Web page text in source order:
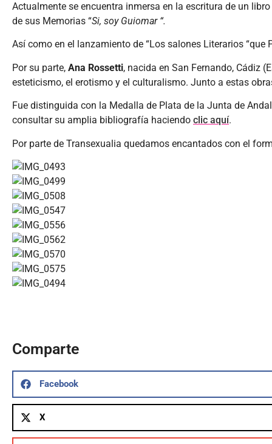
Actualmente se encuentra inmersa en la escritura de un
de sus Memorias “Si, soy Guiomar “.
Así como en el lanzamiento de “Los salones Literarios
Por su parte, Ana Rossetti, nacida en San Fernando, Cádiz
esteticismo, el erotismo y el culturalismo. Junto a estas
Fue distinguida con la Medalla de Plata de la Junta de
consultar su amplia bibliografía haciendo clic aquí.
Por parte de Transexualia quedamos encantados con el
Comparte
Facebook
X